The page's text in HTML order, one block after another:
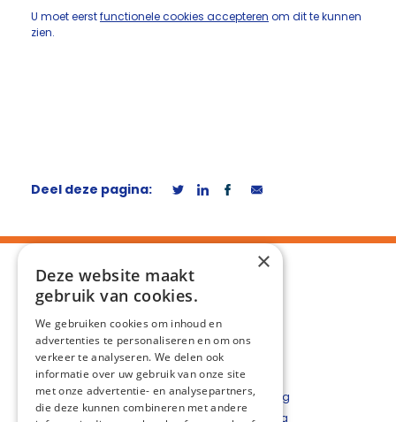
U moet eerstfunctionele cookies accepteren om dit te kunnen
zien.
Deel deze pagina:
Privacyverklaring
Cookieverklaring
×
Deze website maakt
gebruik van cookies.
We gebruiken cookies om inhoud en
advertenties te personaliseren en om ons
verkeer te analyseren. We delen ook
informatie over uw gebruik van onze site
met onze advertentie- en analysepartners,
die deze kunnen combineren met andere